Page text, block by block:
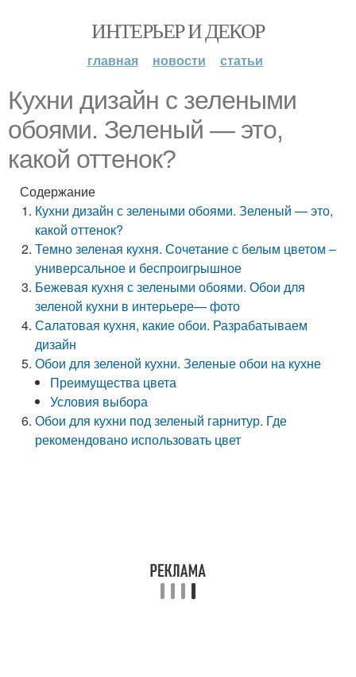
ИНТЕРЬЕР И ДЕКОР
главная новости статьи
Кухни дизайн с зелеными
обоями. Зеленый — это,
какой оттенок?
Содержание
Кухни дизайн с зелеными обоями. Зеленый — это,
какой оттенок?
Темно зеленая кухня. Сочетание с белым цветом –
универсальное и беспроигрышное
Бежевая кухня с зелеными обоями. Обои для
зеленой кухни в интерьере— фото
Салатовая кухня, какие обои. Разрабатываем
дизайн
Обои для зеленой кухни. Зеленые обои на кухне
Преимущества цвета
Условия выбора
Обои для кухни под зеленый гарнитур. Где
рекомендовано использовать цвет